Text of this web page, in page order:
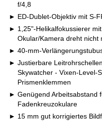
f/4,8
ED-Dublet-Objektiv mit S-
1,25"-Helikalfokussierer
Okular/Kamera dreht nicht
40-mm-
Justierbare
Skywatcher - Vixen-Level-
Prismenklemmen
Genügend Arbeitsabstand
Fadenkreuzokulare
15 mm gut korrigiertes